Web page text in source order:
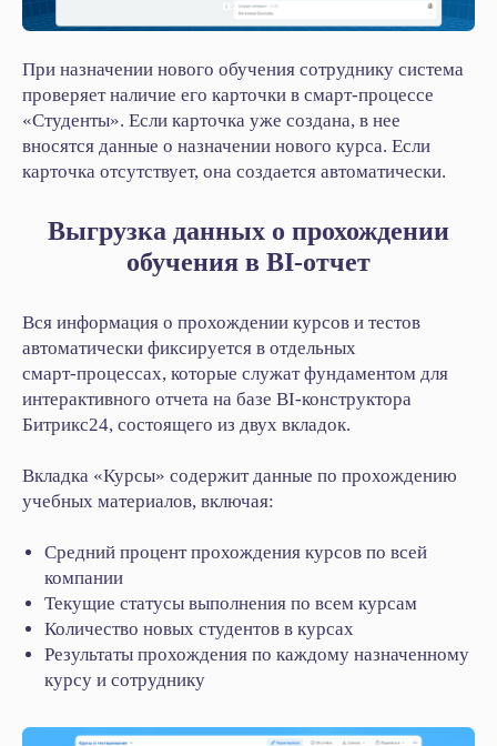
При назначении нового обучения сотруднику система
проверяет наличие его карточки в смарт‑процессе
«Студенты». Если карточка уже создана, в нее
вносятся данные о назначении нового курса. Если
карточка отсутствует, она создается автоматически.
Выгрузка данных о прохождении
обучения в BI‑отчет
Вся информация о прохождении курсов и тестов
автоматически фиксируется в отдельных
смарт‑процессах, которые служат фундаментом для
интерактивного отчета на базе BI‑конструктора
Битрикс24, состоящего из двух вкладок.
Вкладка «Курсы» содержит данные по прохождению
учебных материалов, включая:
Средний процент прохождения курсов по всей
компании
Текущие статусы выполнения по всем курсам
Количество новых студентов в курсах
Результаты прохождения по каждому назначенному
курсу и сотруднику
Автоматизируйте
рутинные процессы с IT-
Solution
с вами в ближайшее время и обсудим
детали проекта.